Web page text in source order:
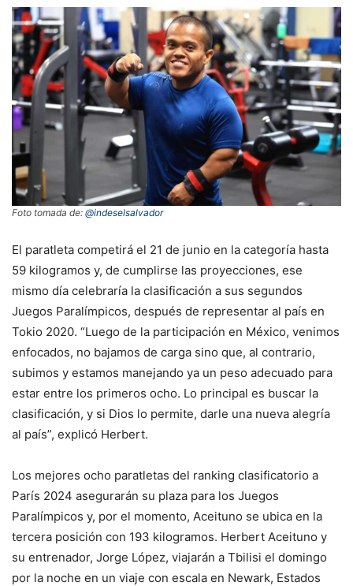
Foto tomada de: @indeselsalvador
El paratleta competirá el 21 de junio en la categoría hasta
59 kilogramos y, de cumplirse las proyecciones, ese
mismo día celebraría la clasificación a sus segundos
Juegos Paralímpicos, después de representar al país en
Tokio 2020. “Luego de la participación en México, venimos
enfocados, no bajamos de carga sino que, al contrario,
subimos y estamos manejando ya un peso adecuado para
estar entre los primeros ocho. Lo principal es buscar la
clasificación, y si Dios lo permite, darle una nueva alegría
al país”, explicó Herbert.
Los mejores ocho paratletas del ranking clasificatorio a
París 2024 asegurarán su plaza para los Juegos
Paralímpicos y, por el momento, Aceituno se ubica en la
tercera posición con 193 kilogramos. Herbert Aceituno y
su entrenador, Jorge López, viajarán a Tbilisi el domingo
por la noche en un viaje con escala en Newark, Estados